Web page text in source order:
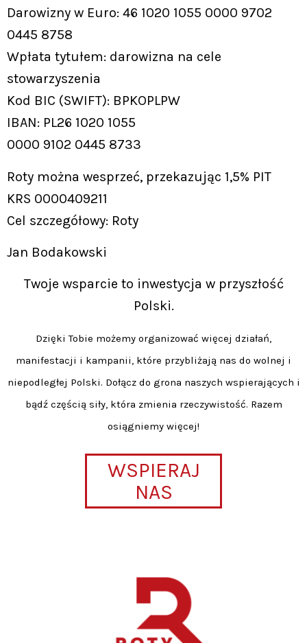
Darowizny w Euro: 46 1020 1055 0000 9702
0445 8758
Wpłata tytułem: darowizna na cele
stowarzyszenia
Kod BIC (SWIFT): BPKOPLPW
IBAN: PL26 1020 1055
0000 9102 0445 8733
Roty można wesprzeć, przekazując 1,5% PIT
KRS 0000409211
Cel szczegółowy: Roty
Jan Bodakowski
Twoje wsparcie to inwestycja w przyszłość
Polski.
Dzięki Tobie możemy organizować więcej działań,
manifestacji i kampanii, które przybliżają nas do wolnej i
niepodległej Polski. Dołącz do grona naszych wspierających i
bądź częścią siły, która zmienia rzeczywistość. Razem
osiągniemy więcej!
WSPIERAJ
NAS